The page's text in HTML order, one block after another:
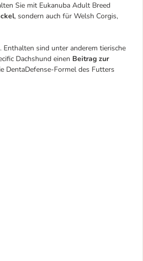
Sie mit Eukanuba Adult Breed
, sondern auch für Welsh Corgis,
. Enthalten sind unter anderem tierische
Dachshund einen Beitrag zur
DentaDefense-Formel des Futters